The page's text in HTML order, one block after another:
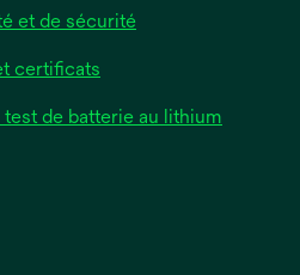
et de sécurité
certificats
de batterie au lithium